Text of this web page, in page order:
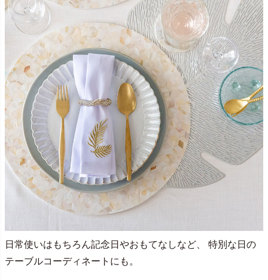
日常使いはもちろん記念日やおもてなしなど、 特別な日の
テーブルコーディネートにも。